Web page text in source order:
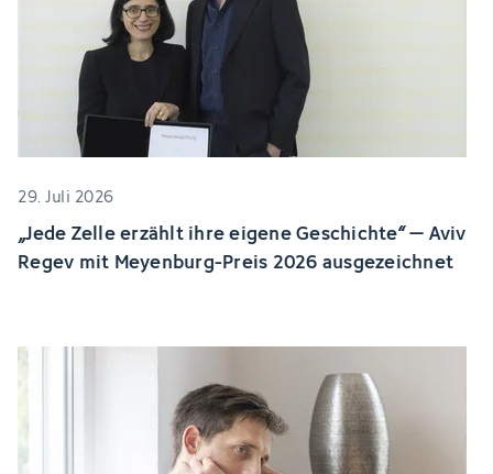
29. Juli 2026
„Jede Zelle erzählt ihre eigene Geschichte“ – Aviv
Regev mit Meyenburg-Preis 2026 ausgezeichnet